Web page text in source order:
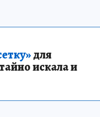
для
искала и